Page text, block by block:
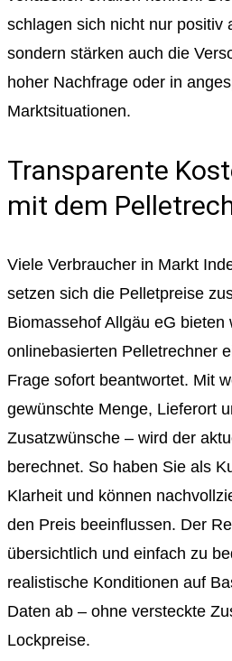
schlagen sich nicht nur positiv
sondern stärken auch die
hoher Nachfrage oder in
Marktsituationen.
Transparente
mit dem
Viele Verbraucher in Markt
setzen sich die Pelletpreise
Biomassehof Allgäu eG bieten
onlinebasierten Pelletrechner
Frage sofort beantwortet. Mit
gewünschte Menge, Lieferort
Zusatzwünsche – wird der
berechnet. So haben Sie als
Klarheit und können
den Preis beeinflussen. Der
übersichtlich und einfach zu
realistische Konditionen auf
Daten ab – ohne versteckte
Lockpreise.